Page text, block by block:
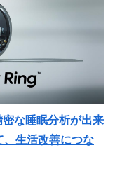
な睡眠分析が出来
生活改善につな